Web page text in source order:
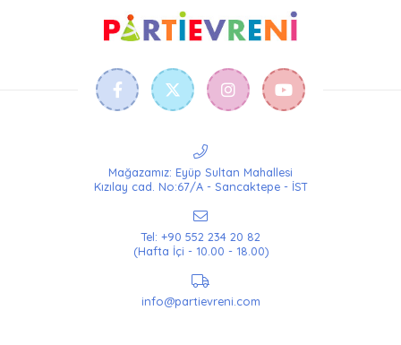
Mağazamız: Eyüp Sultan Mahallesi
Kızılay cad. No:67/A - Sancaktepe - İST
Tel: +90 552 234 20 82
(Hafta İçi - 10.00 - 18.00)
info@partievreni.com